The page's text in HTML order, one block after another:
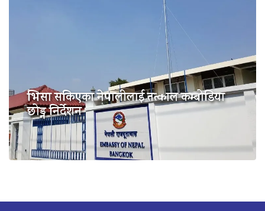
भिसा सकिएका नेपालीलाई तत्काल कम्बोडिया
छोड्न निर्देशन